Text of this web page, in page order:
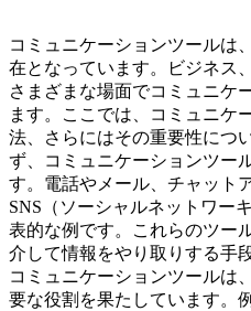
コミュニケーションツールは
在となっています。ビジネス
さまざまな場面でコミュニケ
ます。ここでは、コミュニケ
法、さらにはその重要性につ
ず、コミュニケーションツー
す。電話やメール、チャット
SNS（ソーシャルネットワー
表的な例です。これらのツー
介して情報をやり取りする手
コミュニケーションツールは
要な役割を果たしています。